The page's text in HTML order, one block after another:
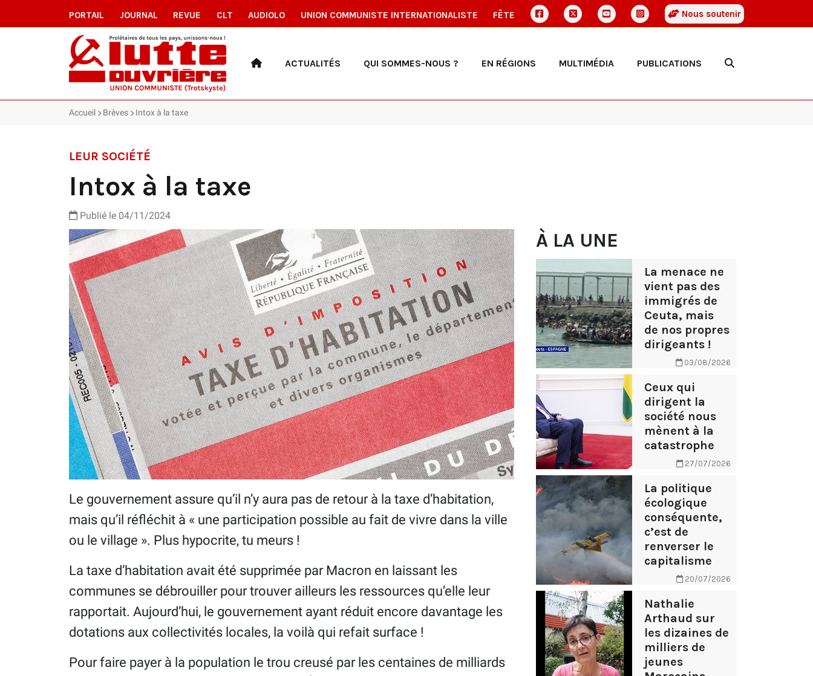
PORTAIL JOURNAL REVUE CLT AUDIOLO UNION COMMUNISTE INTERNATIONALISTE FÊTE Nous soutenir
ACTUALITÉS QUI SOMMES-NOUS ? EN RÉGIONS MULTIMÉDIA PUBLICATIONS
Accueil Brèves Intox à la taxe
LEUR SOCIÉTÉ
Intox à la taxe
Publié le 04/11/2024
Le gouvernement assure qu’il n’y aura pas de retour à la taxe d’habitation,
mais qu’il réfléchit à « une participation possible au fait de vivre dans la ville
ou le village ». Plus hypocrite, tu meurs !
La taxe d’habitation avait été supprimée par Macron en laissant les
communes se débrouiller pour trouver ailleurs les ressources qu’elle leur
rapportait. Aujourd’hui, le gouvernement ayant réduit encore davantage les
dotations aux collectivités locales, la voilà qui refait surface !
Pour faire payer à la population le trou creusé par les centaines de milliards
À LA UNE
La menace ne
vient pas des
immigrés de
Ceuta, mais
de nos propres
dirigeants !
03/08/2026
Ceux qui
dirigent la
société nous
mènent à la
catastrophe
27/07/2026
La politique
écologique
conséquente,
c’est de
renverser le
capitalisme
20/07/2026
Nathalie
Arthaud sur
les dizaines de
milliers de
jeunes